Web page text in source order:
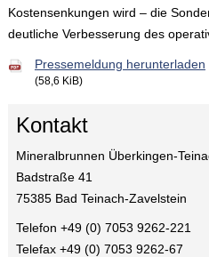
Kostensenkungen wird – die
deutliche Verbesserung des
Pressemeldung herunterladen
(58,6 KiB)
Kontakt
Mineralbrunnen Überkingen-
Badstraße 41
75385 Bad Teinach-Zavelstein
Telefon +49 (0) 7053 9262-221
Telefax +49 (0) 7053 9262-67